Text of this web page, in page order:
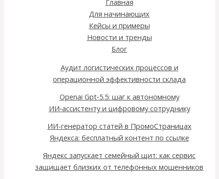
Для начинающих
Кейсы и примеры
Новости и тренды
Блог
Аудит логистических процессов и
операционной эффективности склада
Openai Gpt‑5.5: шаг к автономному
ИИ‑ассистенту и цифровому сотруднику
ИИ-генератор статей в ПромоСтраницах
Яндекса: бесплатный контент по ссылке
Яндекс запускает семейный щит: как сервис
защищает близких от телефонных мошенников